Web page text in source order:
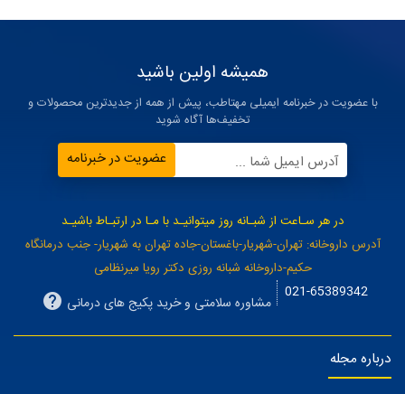
همیشه اولین باشید
با عضویت در خبرنامه ایمیلی مهتاطب، پیش از همه از جدیدترین محصولات و
تخفیف‌ها آگاه شوید
آدرس ایمیل شما ... عضویت در خبرنامه
در هر سـاعت از شبـانه روز میتوانیـد با مـا در ارتبـاط باشیـد
آدرس داروخانه: تهران-شهریار-باغستان-جاده تهران به شهریار- جنب درمانگاه
حکیم-داروخانه شبانه روزی دکتر رویا میرنظامی
021-65389342
مشاوره سلامتی و خرید پکیج های درمانی
درباره مجله